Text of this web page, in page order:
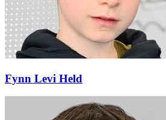
Fynn Levi Held